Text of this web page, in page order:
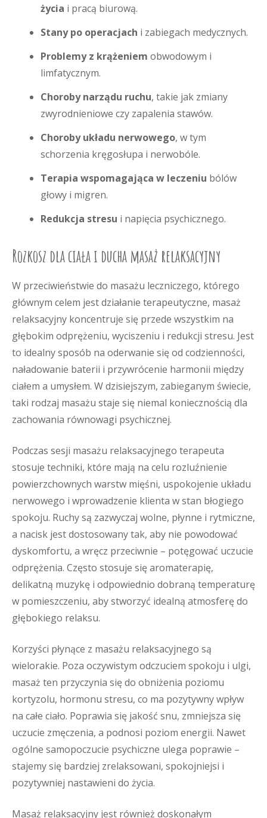
życia i pracą biurową.
Stany po operacjach i zabiegach medycznych.
Problemy z krążeniem obwodowym i
limfatycznym.
Choroby narządu ruchu, takie jak zmiany
zwyrodnieniowe czy zapalenia stawów.
Choroby układu nerwowego, w tym
schorzenia kręgosłupa i nerwobóle.
Terapia wspomagająca w leczeniu bólów
głowy i migren.
Redukcja stresu i napięcia psychicznego.
Rozkosz dla ciała i ducha masaż relaksacyjny
W przeciwieństwie do masażu leczniczego, którego
głównym celem jest działanie terapeutyczne, masaż
relaksacyjny koncentruje się przede wszystkim na
głębokim odprężeniu, wyciszeniu i redukcji stresu. Jest
to idealny sposób na oderwanie się od codzienności,
naładowanie baterii i przywrócenie harmonii między
ciałem a umysłem. W dzisiejszym, zabieganym świecie,
taki rodzaj masażu staje się niemal koniecznością dla
zachowania równowagi psychicznej.
Podczas sesji masażu relaksacyjnego terapeuta
stosuje techniki, które mają na celu rozluźnienie
powierzchownych warstw mięśni, uspokojenie układu
nerwowego i wprowadzenie klienta w stan błogiego
spokoju. Ruchy są zazwyczaj wolne, płynne i rytmiczne,
a nacisk jest dostosowany tak, aby nie powodować
dyskomfortu, a wręcz przeciwnie – potęgować uczucie
odprężenia. Często stosuje się aromaterapię,
delikatną muzykę i odpowiednio dobraną temperaturę
w pomieszczeniu, aby stworzyć idealną atmosferę do
głębokiego relaksu.
Korzyści płynące z masażu relaksacyjnego są
wielorakie. Poza oczywistym odczuciem spokoju i ulgi,
masaż ten przyczynia się do obniżenia poziomu
kortyzolu, hormonu stresu, co ma pozytywny wpływ
na całe ciało. Poprawia się jakość snu, zmniejsza się
uczucie zmęczenia, a podnosi poziom energii. Nawet
ogólne samopoczucie psychiczne ulega poprawie –
stajemy się bardziej zrelaksowani, spokojniejsi i
pozytywniej nastawieni do życia.
Masaż relaksacyjny jest również doskonałym